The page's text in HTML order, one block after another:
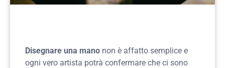
Disegnare una mano non è affatto semplice e
ogni vero artista potrà confermare che ci sono